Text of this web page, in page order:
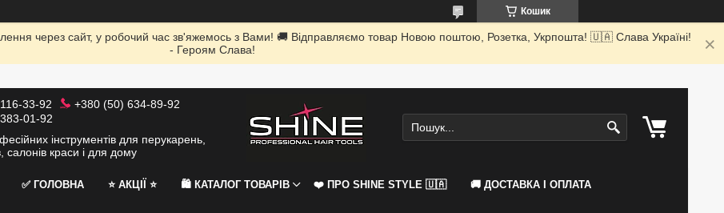
Кошик
через сайт, у робочий час зв'яжемось з Вами! 🚚 Відправляємо товар Новою поштою, Розетка, Укрпошта! 🇺🇦 Слава Україні!
- Героям Слава!
33-92
+380 (50) 634-89-92
01-92
інструментів для перукарень,
салонів краси і для дому
✅ ГОЛОВНА ⭐️ АКЦІЇ ⭐️ 🛍 КАТАЛОГ ТОВАРІВ ❤️ ПРО SHINE STYLE 🇺🇦 🚚 ДОСТАВКА І ОПЛАТА